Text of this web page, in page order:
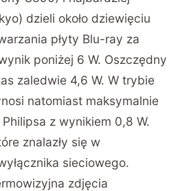
dzieli około dziewięciu
płyty Blu-ray za
poniżej 6 W. Oszczędny
zaledwie 4,6 W. W trybie
natomiast maksymalnie
z wynikiem 0,8 W.
znalazły się w
sieciowego.
zdjęcia